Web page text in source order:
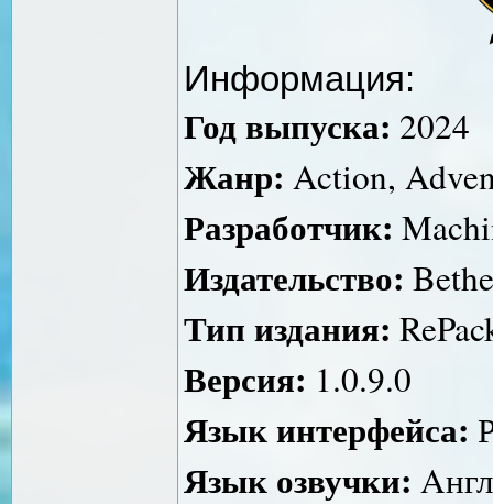
Информация:
Год выпуска: 2024
Жанр: Action,
Разработчик:
Издательство:
Тип издания:
Версия: 1.0.9.0
Язык интерфейса:
Язык озвучки: